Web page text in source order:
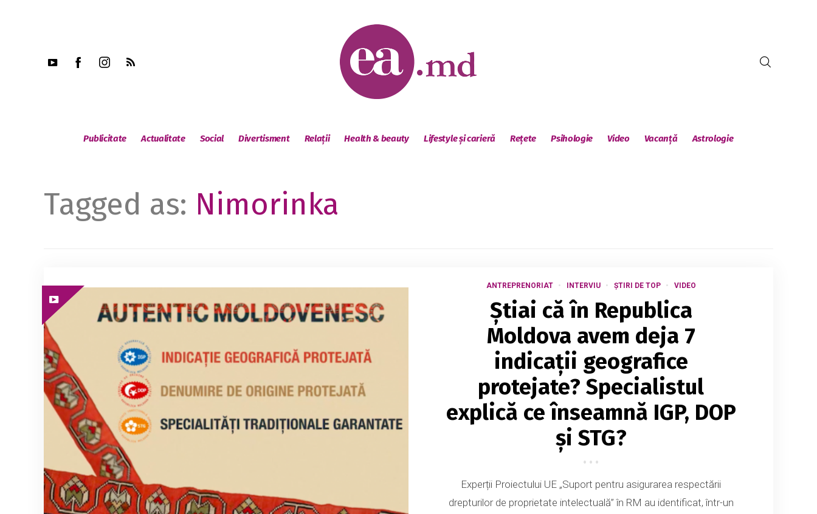
Publicitate Actualitate Social Divertisment Relații Health & beauty Lifestyle și carieră Rețete Psihologie Video Vacanță Astrologie
Tagged as: Nimorinka
ANTREPRENORIAT INTERVIU ȘTIRI DE TOP VIDEO
Știai că în Republica
Moldova avem deja 7
indicații geografice
protejate? Specialistul
explică ce înseamnă IGP, DOP
și STG?
Experții Proiectului UE „Suport pentru asigurarea respectării
drepturilor de proprietate intelectuală” în RM au identificat, într-un